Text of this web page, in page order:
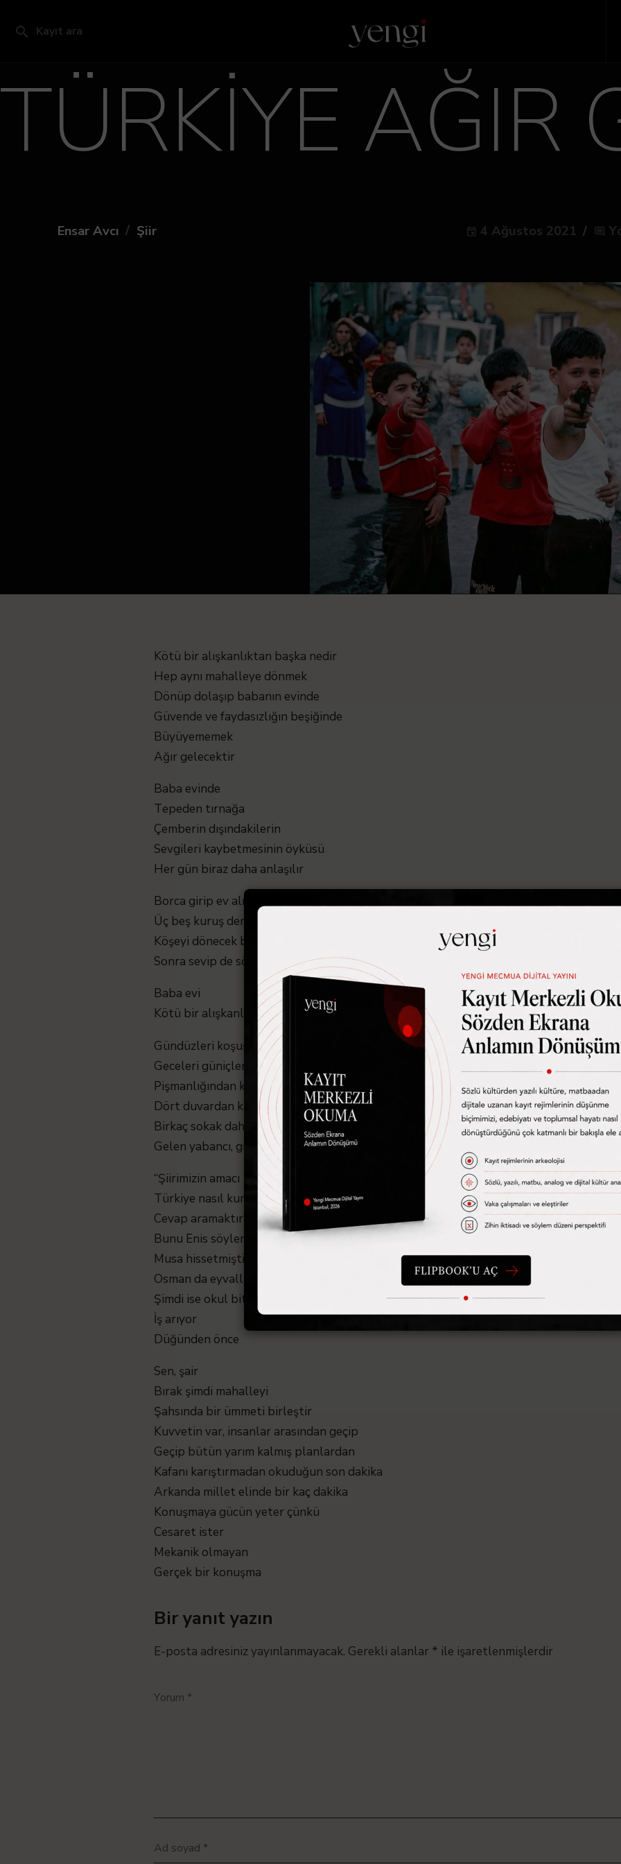
Kayıt ara
TÜRKİYE AĞIR
Ensar Avcı / Şiir event 4 Ağustos 2021 comment
Kötü bir alışkanlıktan başka nedir
Hep aynı mahalleye dönmek
Dönüp dolaşıp babanın evinde
Güvende ve faydasızlığın beşiğinde
Büyüyememek
Ağır gelecektir
Baba evinde
Tepeden tırnağa
Çemberin dışındakilerin
Sevgileri kaybetmesinin öyküsü
Her gün biraz daha anlaşılır
Borca girip ev almanın öyküsü
Üç beş kuruş denkleştirip
Köşeyi dönecek bir yatırım yapmanın
Sonra sevip de söyleyememenin
Baba evi
Kötü bir alışkanlık değil ki
Gündüzleri koşuşturmadan
Geceleri güniçlerinin
Pişmanlığından kurulan bir yaşam
Dört duvardan kurulan bir hane
Birkaç sokak daha ve kurulur mahalle
Gelen yabancı, giden hain
“Şiirimizin amacı
Türkiye nasıl kurtulur sorusuna
Cevap aramaktır”
Bunu Enis söylemişti, yıl 2018
Musa hissetmişti
Osman da eyvallah bilader demişti, zaten öyle
Şimdi ise okul bitti
İş arıyor
Düğünden önce
Sen, şair
Bırak şimdi mahalleyi
Şahsında bir ümmeti birleştir
Kuvvetin var, insanlar arasından geçip
Geçip bütün yarım kalmış planlardan
Kafanı karıştırmadan okuduğun son dakika
Arkanda millet elinde bir kaç dakika
Konuşmaya gücün yeter çünkü
Cesaret ister
Mekanik olmayan
Gerçek bir konuşma
Bir yanıt yazın
E-posta adresiniz yayınlanmayacak. Gerekli alanlar * ile işaretlenmişlerdir
Yorum *
Ad soyad *